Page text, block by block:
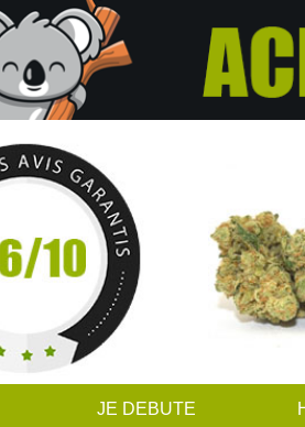
JE DEBUTE